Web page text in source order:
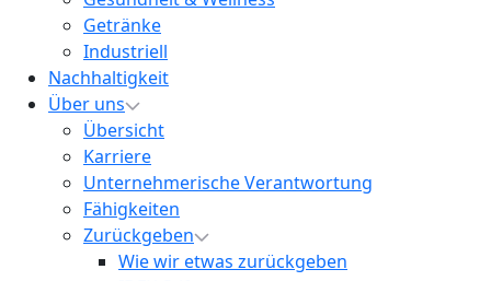
Getränke
Industriell
Nachhaltigkeit
Über uns
Übersicht
Karriere
Unternehmerische Verantwortung
Fähigkeiten
Zurückgeben
Wie wir etwas zurückgeben